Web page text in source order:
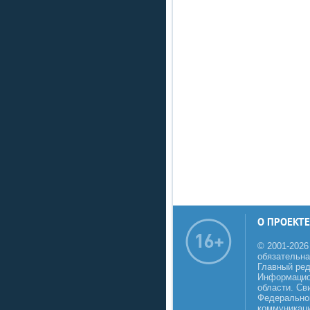
О ПРОЕКТЕ
© 2001-
Главный
области.